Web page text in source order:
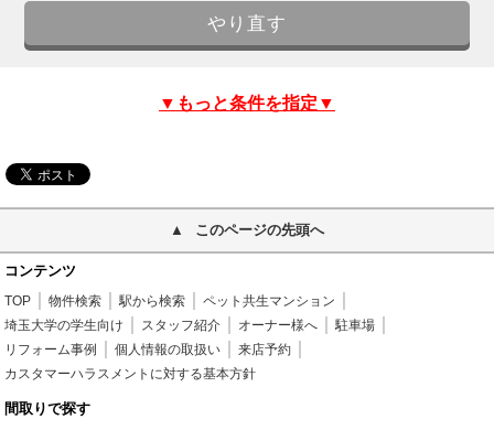
▼もっと条件を指定▼
このページの先頭へ
コンテンツ
TOP 物件検索 駅から検索
ペット共生マンション
埼玉大学の学生向け
スタッフ紹介 オーナー様へ
駐車場
リフォーム事例
個人情報の取扱い
来店予約
カスタマーハラスメントに対する基本方針
間取りで探す